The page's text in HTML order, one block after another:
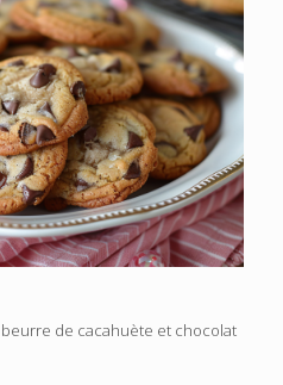
beurre de cacahuète et chocolat